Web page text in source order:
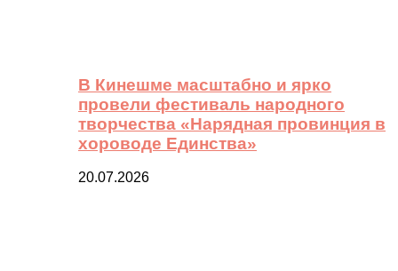
В Кинешме масштабно и ярко
провели фестиваль народного
творчества «Нарядная провинция в
хороводе Единства»
20.07.2026